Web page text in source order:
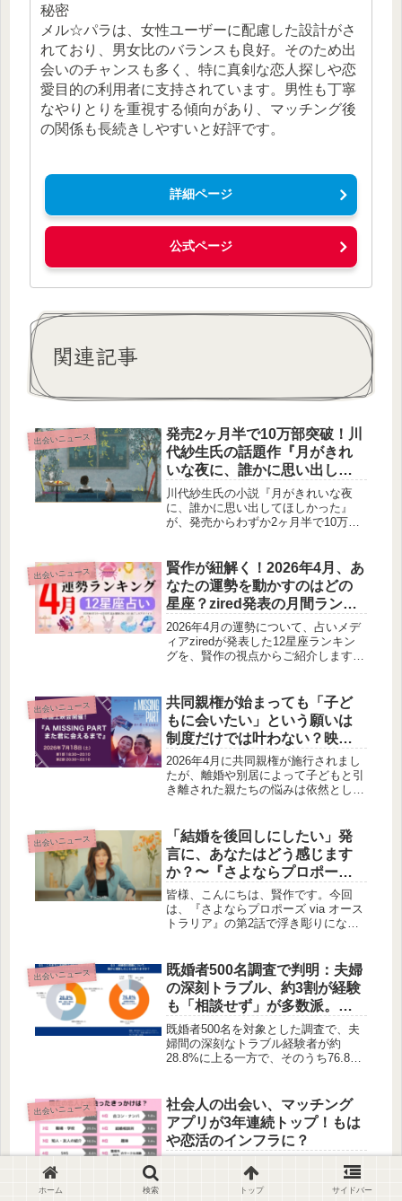
秘密
メル☆パラは、女性ユーザーに配慮した設計がさ
れており、男女比のバランスも良好。そのため出
会いのチャンスも多く、特に真剣な恋人探しや恋
愛目的の利用者に支持されています。男性も丁寧
なやりとりを重視する傾向があり、マッチング後
の関係も長続きしやすいと好評です。
詳細ページ
公式ページ
関連記事
出会いニュース
発売2ヶ月半で10万部突破！川
代紗生氏の話題作『月がきれ
いな夜に、誰かに思い出して
ほしかった』が問いかける、
現代人の「二番目」の感情
川代紗生氏の小説『月がきれいな夜
に、誰かに思い出してほしかった』
が、発売からわずか2ヶ月半で10万部
た特製しおりの配布についてご紹介し
ます。
出会いニュース
賢作が紐解く！2026年4月、あ
なたの運勢を動かすのはどの
星座？zired発表の月間ランキ
ング
2026年4月の運勢について、占いメデ
ィアziredが発表した12星座ランキン
グを、賢作の視点からご紹介します。
ついて深掘りし、あなたの4月をより
豊かにするヒントを探ります。
出会いニュース
共同親権が始まっても「子ど
もに会いたい」という願いは
制度だけでは叶わない？映画
上映会で語られた親たちの本
音
2026年4月に共同親権が施行されまし
たが、離婚や別居によって子どもと引
き離された親たちの悩みは依然として
Part また君に会えるまで』の上映会を
開催。離婚経験者約20名が集い、映画
をきっかけに面会交流や養育費、親子
関係に関する切実な思いを語り合いま
した。制度の運用だけでは解決しきれ
ない、当事者の心の声に耳を傾けま
す。
出会いニュース
「結婚を後回しにしたい」発
言に、あなたはどう感じます
か？〜『さよならプロポーズ
via オーストラリア』第2話か
ら考える、現代の結婚観〜
皆様、こんにちは、賢作です。今回
は、『さよならプロポーズ via オース
トラリア』の第2話で浮き彫りになっ
視点でお話ししたいと思います。経営
者の彼氏が放った「必要なければ結婚
を後回しにしたい」という言葉や、結
婚のタイミングを巡る議論、そして元
恋人の写真に対する考え方など、私た
ち自身の関係性にも通じるような、深
く考えさせられるテーマが満載でし
出会いニュース
既婚者500名調査で判明：夫婦
の深刻トラブル、約3割が経験
も「相談せず」が多数派。対
話による解決を支援する「リ
コ活調停」が新登場です
既婚者500名を対象とした調査で、夫
婦間の深刻なトラブル経験者が約
28.8%に上る一方で、そのうち76.8%
え、株式会社リライフテクノロジー
は、第三者を交えたオンラインでの対
話を通じて夫婦間の合意形成を支援す
る新サービス「リコ活調停」を2026年
3月2日より提供開始します。
出会いニュース
社会人の出会い、マッチング
アプリが3年連続トップ！もは
や恋活のインフラに？
2025年に恋人との交際を始めた社会人
を対象とした調査で、出会いのきっか
けは「マッチングアプリ」が3年連続
ホーム 検索 トップ サイドバー